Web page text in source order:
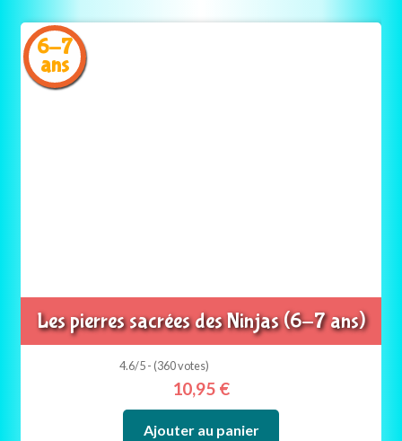
6-7
ans
Les pierres sacrées des Ninjas (6-7 ans)
4.6/5 - (360 votes)
10,95 €
Ajouter au panier